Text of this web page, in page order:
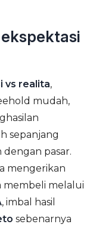
vs realita,
mudah,
sepanjang
pasar.
mengerikan
membeli melalui
, imbal hasil
sebenarnya